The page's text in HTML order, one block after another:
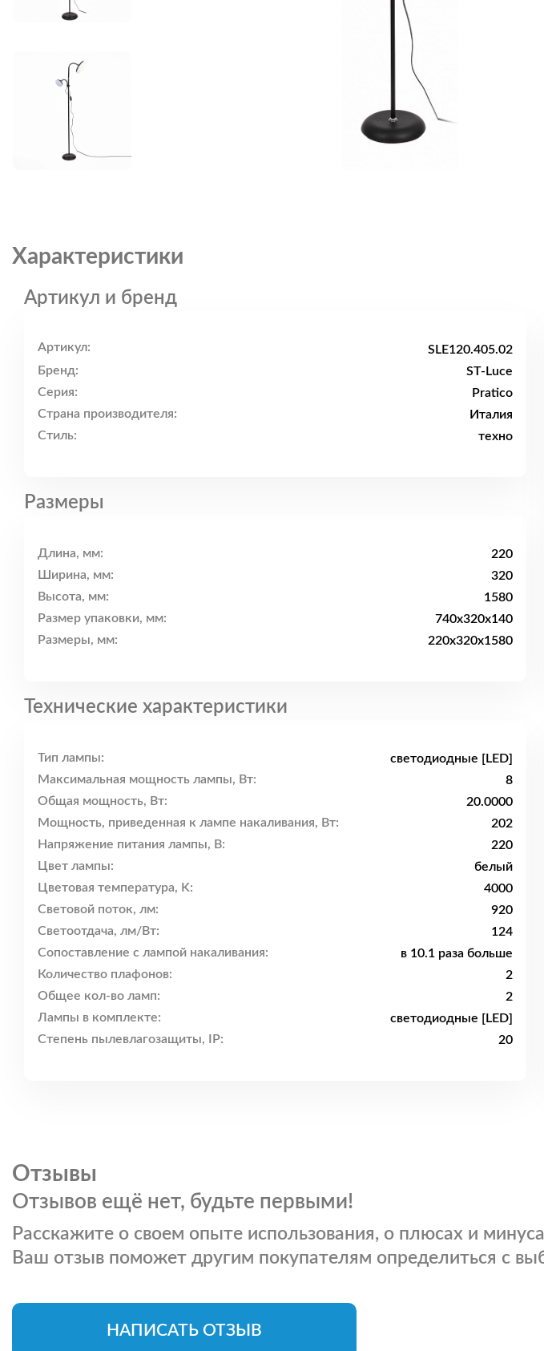
Характеристики
Артикул и бренд
Артикул:
SLE120.405.02
Бренд:
ST-Luce
Серия:
Pratico
Страна производителя:
Италия
Стиль:
техно
Размеры
Длина, мм:
220
Ширина, мм:
320
Высота, мм:
1580
Размер упаковки, мм:
740x320x140
Размеры, мм:
220х320х1580
Технические характеристики
Тип лампы:
светодиодные [LED]
Максимальная мощность лампы, Вт:
8
Общая мощность, Вт:
20.0000
Мощность, приведенная к лампе накаливания, Вт:
202
Напряжение питания лампы, В:
220
Цвет лампы:
белый
Цветовая температура, K:
4000
Световой поток, лм:
920
Светоотдача, лм/Вт:
124
Сопоставление с лампой накаливания:
в 10.1 раза больше
Количество плафонов:
2
Общее кол-во ламп:
2
Лампы в комплекте:
светодиодные [LED]
Степень пылевлагозащиты, IP:
20
Отзывы
Отзывов ещё нет, будьте первыми!
Расскажите о своем опыте использования, о плюсах и
Ваш отзыв поможет другим покупателям определиться с
НАПИСАТЬ ОТЗЫВ